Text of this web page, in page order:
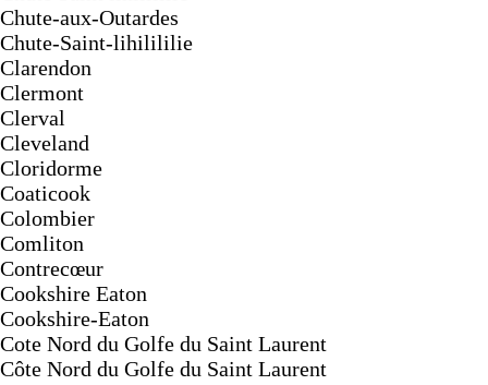
Chute-aux-Outardes
Chute-Saint-lihilililie
Clarendon
Clermont
Clerval
Cleveland
Cloridorme
Coaticook
Colombier
Comliton
Contrecœur
Cookshire Eaton
Cookshire-Eaton
Cote Nord du Golfe du Saint Laurent
Côte Nord du Golfe du Saint Laurent